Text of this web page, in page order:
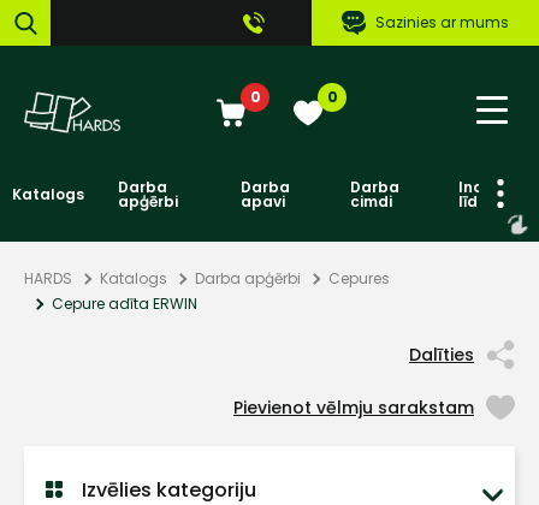
Sazinies ar mums
0 0
Katalogs Darba
apģērbi
Darba
apavi
Darba
cimdi līdzekļi
HARDS Katalogs Darba apģērbi
Cepures
Cepure adīta ERWIN
Dalīties
Pievienot vēlmju sarakstam
Izvēlies kategoriju